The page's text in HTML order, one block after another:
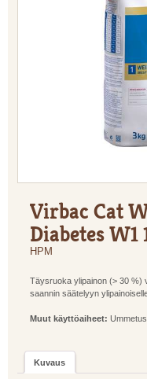
Virbac Cat
Diabetes W1
HPM
Täysruoka ylipainon (> 30 %)
saannin säätelyyn
Muut käyttöaiheet:
Kuvaus